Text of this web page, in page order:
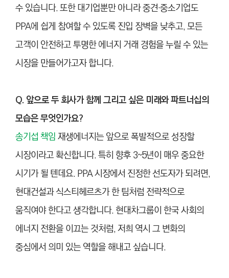
수 있습니다. 또한 대기업뿐만 아니라 중견·중소기업도
PPA에 쉽게 참여할 수 있도록 진입 장벽을 낮추고, 모든
고객이 안전하고 투명한 에너지 거래 경험을 누릴 수 있는
시장을 만들어가고자 합니다.
Q. 앞으로 두 회사가 함께 그리고 싶은 미래와 파트너십의
모습은 무엇인가요?
송기섭 책임재생에너지는 앞으로 폭발적으로 성장할
시장이라고 확신합니다. 특히 향후 3~5년이 매우 중요한
시기가 될 텐데요. PPA 시장에서 진정한 선도자가 되려면,
현대건설과 식스티헤르츠가 한 팀처럼 전략적으로
움직여야 한다고 생각합니다. 현대차그룹이 한국 사회의
에너지 전환을 이끄는 것처럼, 저희 역시 그 변화의
중심에서 의미 있는 역할을 해내고 싶습니다.